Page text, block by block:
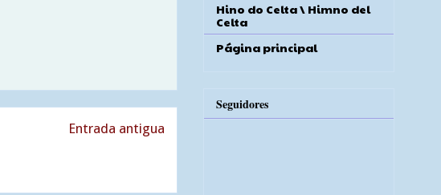
Entrada antigua
Hino do Celta \ Himno del
Celta
Página principal
Seguidores